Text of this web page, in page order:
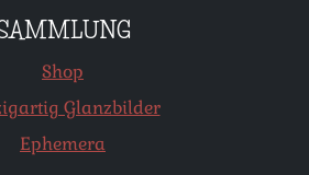
Shop
Glanzbilder
Ephemera